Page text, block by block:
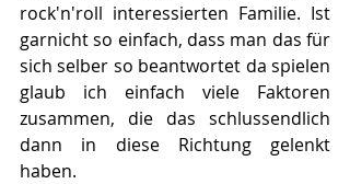
rock'n'roll interessierten Familie. Ist
garnicht so einfach, dass man das für
sich selber so beantwortet da spielen
glaub ich einfach viele Faktoren
zusammen, die das schlussendlich
dann in diese Richtung gelenkt
haben.